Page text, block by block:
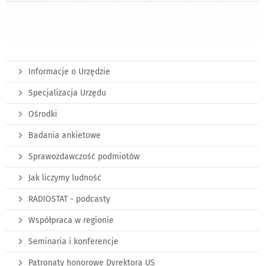
Informacje o Urzędzie
Specjalizacja Urzędu
Ośrodki
Badania ankietowe
Sprawozdawczość podmiotów
Jak liczymy ludność
RADIOSTAT - podcasty
Współpraca w regionie
Seminaria i konferencje
Patronaty honorowe Dyrektora US